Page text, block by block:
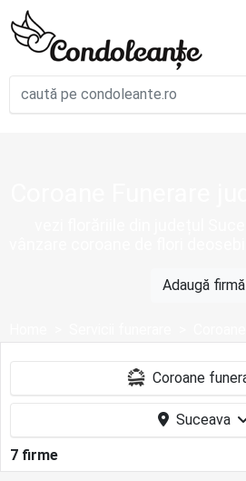
Adaugă firmă
7 firme